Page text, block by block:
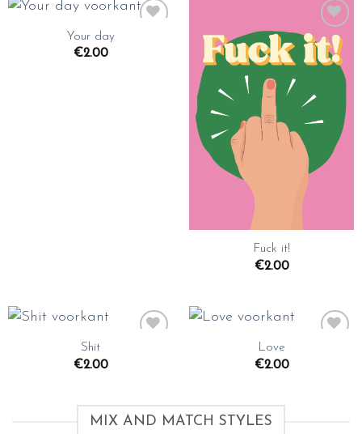
Your day
€2.00
Toevoegen
aan
wenslijst
Fuck it!
€2.00
Shit
€2.00
Love
€2.00
MIX AND MATCH STYLES